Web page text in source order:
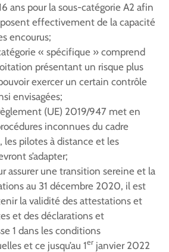
ans pour la sous-catégorie A2 afin
effectivement de la capacité
encourus;
« spécifique » comprend
présentant un risque plus
exercer un certain contrôle
envisagées;
(UE) 2019/947 met en
inconnues du cadre
les pilotes à distance et les
s’adapter;
assurer une transition sereine et la
au 31 décembre 2020, il est
la validité des attestations et
et des déclarations et
1 dans les conditions
et ce jusqu’au 1er janvier 2022